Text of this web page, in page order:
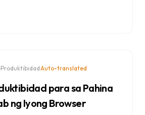
marami. Hakbang-hakbang na
·Produktibidad·Auto-translated
para sa Pahina
ng Iyong Browser